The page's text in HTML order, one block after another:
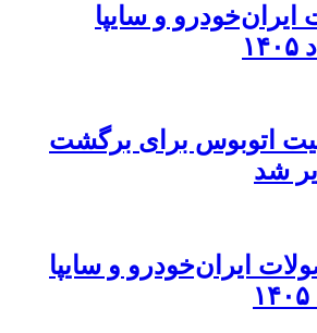
و سایپا
اتوبوس برای برگشت
شد
ایران‌خودرو و سایپا